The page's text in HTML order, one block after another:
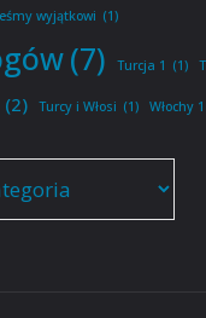
wyjątkowi (1)
(7) Turcja 1 (1)
(2) Turcy i Włosi (1) Włochy 1